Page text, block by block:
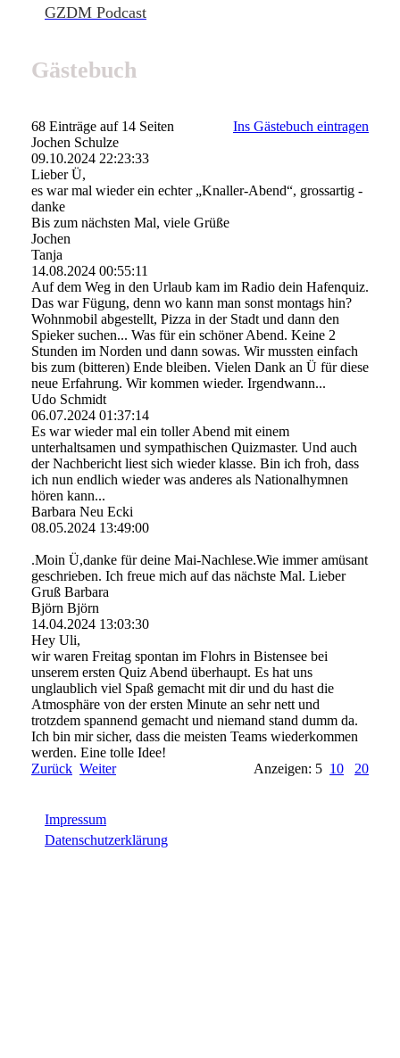
GZDM Podcast
Gästebuch
68 Einträge auf 14 Seiten
Ins Gästebuch eintragen
Jochen Schulze
09.10.2024 22:23:33
Lieber Ü,
es war mal wieder ein echter „Knaller-Abend“, grossartig -
danke
Bis zum nächsten Mal, viele Grüße
Jochen
Tanja
14.08.2024 00:55:11
Auf dem Weg in den Urlaub kam im Radio dein Hafenquiz.
Das war Fügung, denn wo kann man sonst montags hin?
Wohnmobil abgestellt, Pizza in der Stadt und dann den
Spieker suchen... Was für ein schöner Abend. Keine 2
Stunden im Norden und dann sowas. Wir mussten einfach
bis zum (bitteren) Ende bleiben. Vielen Dank an Ü für diese
neue Erfahrung. Wir kommen wieder. Irgendwann...
Udo Schmidt
06.07.2024 01:37:14
Es war wieder mal ein toller Abend mit einem
unterhaltsamen und sympathischen Quizmaster. Und auch
der Nachbericht liest sich wieder klasse. Bin ich froh, dass
ich nun endlich wieder was anderes als Nationalhymnen
hören kann...
Barbara Neu Ecki
08.05.2024 13:49:00
.Moin Ü,danke für deine Mai-Nachlese.Wie immer amüsant
geschrieben. Ich freue mich auf das nächste Mal. Lieber
Gruß Barbara
Björn Björn
14.04.2024 13:03:30
Hey Uli,
wir waren Freitag spontan im Flohrs in Bistensee bei
unserem ersten Quiz Abend überhaupt. Es hat uns
unglaublich viel Spaß gemacht mit dir und du hast die
Atmosphäre von der ersten Minute an sehr nett und
trotzdem spannend gemacht und niemand stand dumm da.
Ich bin mir sicher, dass die meisten Teams wiederkommen
werden. Eine tolle Idee!
Zurück Weiter Anzeigen: 5 10 20
Impressum
Datenschutzerklärung